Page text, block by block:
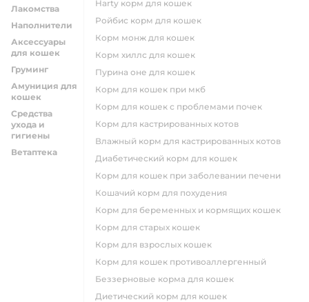
Лакомства
Наполнители
Аксессуары
для кошек
Груминг
Амуниция для
кошек
Средства
ухода и
гигиены
Ветаптека
harty корм для кошек
ройбис корм для кошек
корм монж для кошек
корм хиллс для кошек
пурина оне для кошек
корм для кошек при мкб
корм для кошек с проблемами почек
Корм для кастрированных котов
влажный корм для кастрированных котов
диабетический корм для кошек
корм для кошек при заболевании печени
кошачий корм для похудения
корм для беременных и кормящих кошек
корм для старых кошек
корм для взрослых кошек
корм для кошек противоаллергенный
беззерновые корма для кошек
диетический корм для кошек